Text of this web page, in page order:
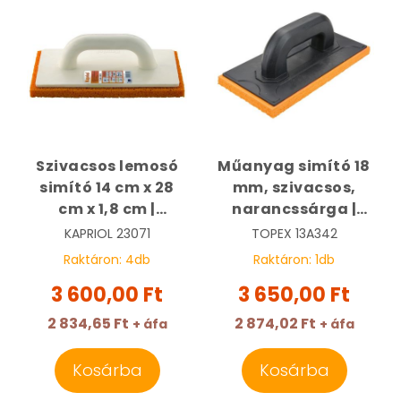
Szivacsos lemosó
simító 14 cm x 28
cm x 1,8 cm |
KAPRIOL 23071
KAPRIOL 23071
Raktáron: 4db
3 600,00 Ft
2 834,65 Ft + áfa
Kosárba
Műanyag simító 18
mm, szivacsos,
narancssárga |
TOPEX 13A342
TOPEX 13A342
Raktáron: 1db
3 650,00 Ft
2 874,02 Ft + áfa
Kosárba